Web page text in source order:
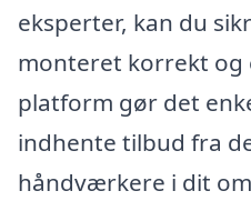
eksperter, kan du
monteret korrekt og
platform gør det
indhente tilbud fra
håndværkere i dit